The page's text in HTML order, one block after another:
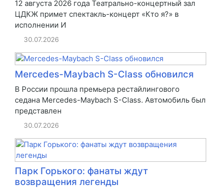
12 августа 2026 года Театрально-концертный зал
ЦДКЖ примет спектакль-концерт «Кто я?» в
исполнении И
30.07.2026
Mercedes-Maybach S-Class обновился
В России прошла премьера рестайлингового
седана Mercedes-Maybach S-Class. Автомобиль был
представлен
30.07.2026
Парк Горького: фанаты ждут
возвращения легенды